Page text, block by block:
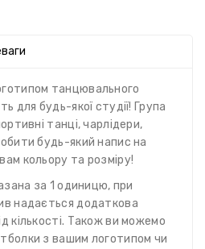
танцювального
для будь-якої студії! Група
танці, чарлідери,
будь-який напис на
кольору та розміру!
за 1 одиницю, при
надається додаткова
кількості. Також ви можемо
з вашим логотипом чи